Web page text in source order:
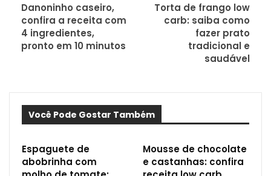
Danoninho caseiro,
confira a receita com
4 ingredientes,
pronto em 10 minutos
Torta de frango low
carb: saiba como
fazer prato
tradicional e
saudável
Você Pode Gostar Também
Espaguete de
abobrinha com
Mousse de chocolate
e castanhas: confira